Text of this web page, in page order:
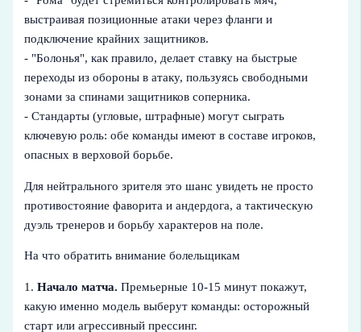
выстраивая позиционные атаки через фланги и
подключение крайних защитников.
- "Болонья", как правило, делает ставку на быстрые
переходы из обороны в атаку, пользуясь свободными
зонами за спинами защитников соперника.
- Стандарты (угловые, штрафные) могут сыграть
ключевую роль: обе команды имеют в составе игроков,
опасных в верховой борьбе.
Для нейтрального зрителя это шанс увидеть не просто
противостояние фаворита и андердога, а тактическую
дуэль тренеров и борьбу характеров на поле.
На что обратить внимание болельщикам
1.Начало матча. Премьерные 10-15 минут покажут,
какую именно модель выберут команды: осторожный
старт или агрессивный прессинг.